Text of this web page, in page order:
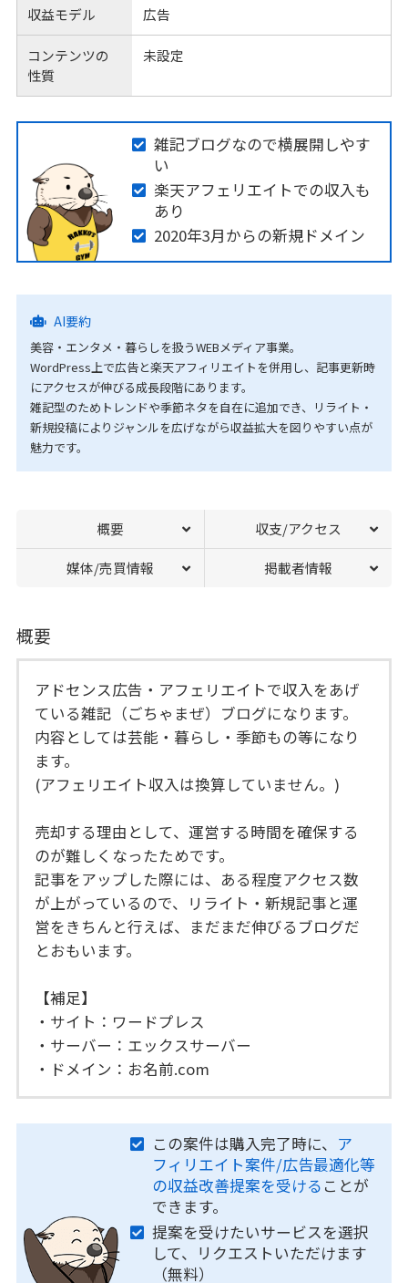
収益モデル 広告
コンテンツの
性質
未設定
雑記ブログなので横展開しやす
い
楽天アフェリエイトでの収入も
あり
2020年3月からの新規ドメイン
AI要約
美容・エンタメ・暮らしを扱うWEBメディア事業。
WordPress上で広告と楽天アフィリエイトを併用し、記事更新時
にアクセスが伸びる成長段階にあります。
雑記型のためトレンドや季節ネタを自在に追加でき、リライト・
新規投稿によりジャンルを広げながら収益拡大を図りやすい点が
魅力です。
概要 収支/アクセス
媒体/売買情報 掲載者情報
概要
アドセンス広告・アフェリエイトで収入をあげ
ている雑記（ごちゃまぜ）ブログになります。
内容としては芸能・暮らし・季節もの等になり
ます。
(アフェリエイト収入は換算していません。)
売却する理由として、運営する時間を確保する
のが難しくなったためです。
記事をアップした際には、ある程度アクセス数
が上がっているので、リライト・新規記事と運
営をきちんと行えば、まだまだ伸びるブログだ
とおもいます。
【補足】
・サイト：ワードプレス
・サーバー：エックスサーバー
・ドメイン：お名前.com
この案件は購入完了時に、 ア
フィリエイト案件/広告最適化等
の収益改善提案を受ける ことが
できます。
提案を受けたいサービスを選択
して、リクエストいただけます
（無料）